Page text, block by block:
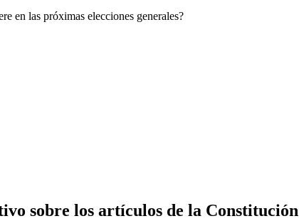
en las próximas elecciones generales?
sobre los artículos de la Constitución